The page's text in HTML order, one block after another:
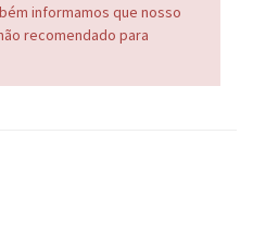
informamos que nosso
recomendado para